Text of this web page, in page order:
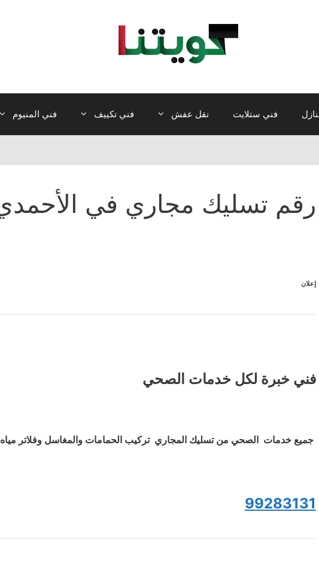
فني ستلايت نقل عفش فني تكييف فني المنيوم
رقم تسليك مجاري في
إعلان
فني خبرة لكل خدمات الصحي
جميع خدمات الصحي من تسليك المجاري تركيب الحمامات والمغاسل وفلاتر
99283131